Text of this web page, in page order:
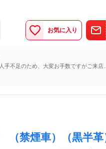
お気に入り
不足のため、大変お手数ですがご来店前